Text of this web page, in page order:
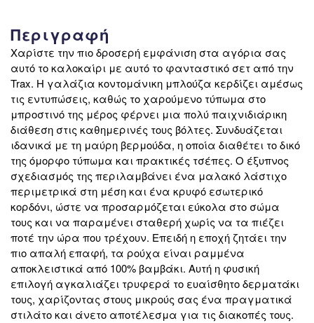
Περιγραφή
Χαρίστε την πιο δροσερή εμφάνιση στα αγόρια σας
αυτό το καλοκαίρι με αυτό το φανταστικό σετ από την
Trax. Η γαλάζια κοντομάνικη μπλούζα κερδίζει αμέσως
τις εντυπώσεις, καθώς το χαρούμενο τύπωμα στο
μπροστινό της μέρος φέρνει μια πολύ παιχνιδιάρικη
διάθεση στις καθημερινές τους βόλτες. Συνδυάζεται
ιδανικά με τη μαύρη βερμούδα, η οποία διαθέτει το δικό
της όμορφο τύπωμα και πρακτικές τσέπες. Ο έξυπνος
σχεδιασμός της περιλαμβάνει ένα μαλακό λάστιχο
περιμετρικά στη μέση και ένα κρυφό εσωτερικό
κορδόνι, ώστε να προσαρμόζεται εύκολα στο σώμα
τους και να παραμένει σταθερή χωρίς να τα πιέζει
ποτέ την ώρα που τρέχουν. Επειδή η εποχή ζητάει την
πιο απαλή επαφή, τα ρούχα είναι ραμμένα
αποκλειστικά από 100% βαμβάκι. Αυτή η φυσική
επιλογή αγκαλιάζει τρυφερά το ευαίσθητο δερματάκι
τους, χαρίζοντας στους μικρούς σας ένα πραγματικά
στιλάτο και άνετο αποτέλεσμα για τις διακοπές τους.